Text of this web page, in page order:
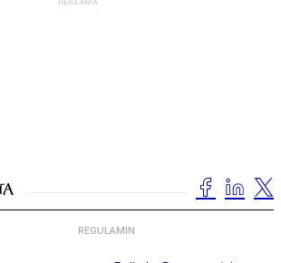
REGULAMIN